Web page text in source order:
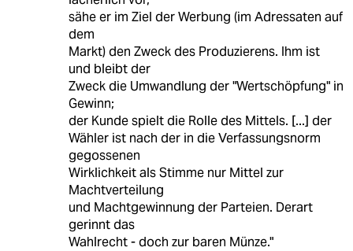
sähe er im Ziel der Werbung (im Adressaten auf
dem
Markt) den Zweck des Produzierens. Ihm ist
und bleibt der
Zweck die Umwandlung der "Wertschöpfung" in
Gewinn;
der Kunde spielt die Rolle des Mittels. [...] der
Wähler ist nach der in die Verfassungsnorm
gegossenen
Wirklichkeit als Stimme nur Mittel zur
Machtverteilung
und Machtgewinnung der Parteien. Derart
gerinnt das
Wahlrecht - doch zur baren Münze."